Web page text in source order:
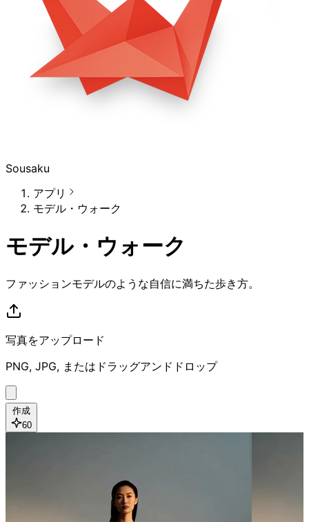
Sousaku
アプリ
モデル・ウォーク
モデル・ウォーク
ファッションモデルのような自信に満ちた歩き方。
写真をアップロード
PNG, JPG, またはドラッグアンドドロップ
作成
60